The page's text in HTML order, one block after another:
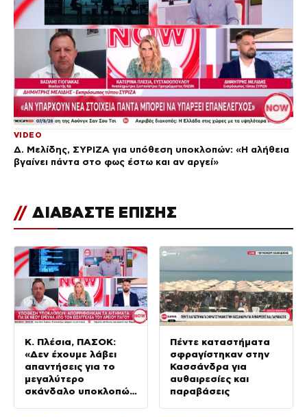
VIDEO
Δ. Μελίδης, ΣΥΡΙΖΑ για υπόθεση υποκλοπών: «Η αλήθεια
βγαίνει πάντα στο φως έστω και αν αργεί»
// ΔΙΑΒΑΣΤΕ ΕΠΙΣΗΣ
Κ. Πλέσια, ΠΑΣΟΚ:
«Δεν έχουμε λάβει
απαντήσεις για το
μεγαλύτερο
σκάνδαλο υποκλοπών
Πέντε καταστήματα
σφραγίστηκαν στην
Κασσάνδρα για
αυθαιρεσίες και
παραβάσεις